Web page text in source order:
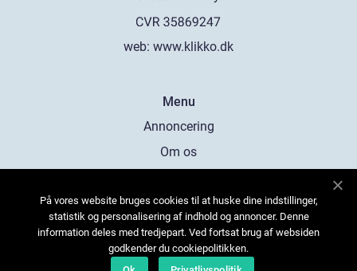
web: www.klikko.dk
Menu
Annoncering
Om os
Kontakt os
Sitemap
På vores website bruges cookies til at huske dine indstillinger,
statistik og personalisering af indhold og annoncer. Denne
information deles med tredjepart. Ved fortsat brug af websiden
godkender du cookiepolitikken.